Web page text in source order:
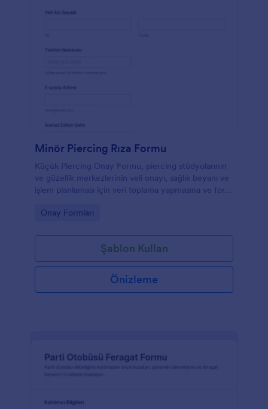
Minör Piercing Rıza Formu
Küçük Piercing Onay Formu, piercing stüdyolarının
ve güzellik merkezlerinin veli onayı, sağlık beyanı ve
işlem planlaması için veri toplama yapmasına ve form
yardımcı olur.
Go to Category:
Onay Formları
Şablon Kullan
Önizleme